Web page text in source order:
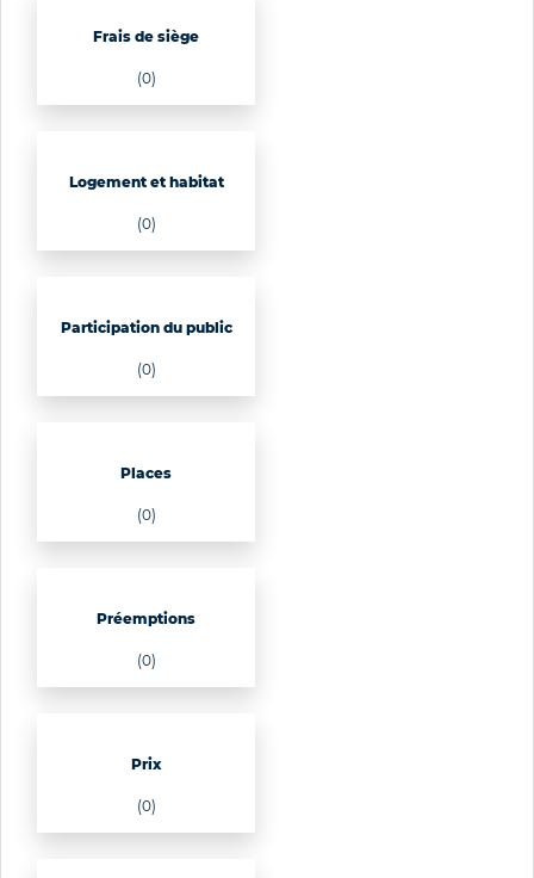
Frais de siège
(0)
Logement et habitat
(0)
Participation du public
(0)
Places
(0)
Préemptions
(0)
Prix
(0)